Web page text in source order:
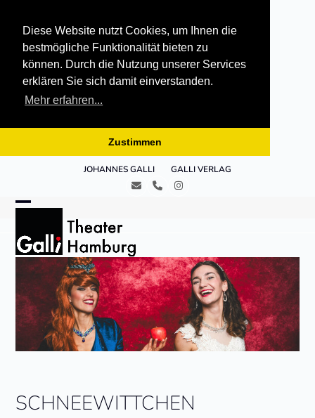
Diese Website nutzt Cookies, um Ihnen die
bestmögliche Funktionalität bieten zu
können. Durch die Nutzung unserer Services
erklären Sie sich damit einverstanden.
Mehr erfahren...
Zustimmen
JOHANNES GALLI GALLI VERLAG
E- TelefonInstagram
mobile
menu
mobile
menu
SCHNEEWITTCHEN